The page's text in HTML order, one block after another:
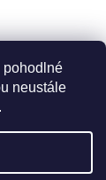
pohodlné
neustále